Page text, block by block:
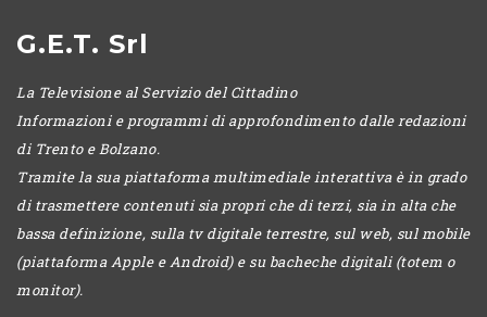
G.E.T. Srl
La Televisione al Servizio del Cittadino
Informazioni e programmi di approfondimento dalle redazioni
di Trento e Bolzano.
Tramite la sua piattaforma multimediale interattiva è in grado
di trasmettere contenuti sia propri che di terzi, sia in alta che
bassa definizione, sulla tv digitale terrestre, sul web, sul mobile
(piattaforma Apple e Android) e su bacheche digitali (totem o
monitor).